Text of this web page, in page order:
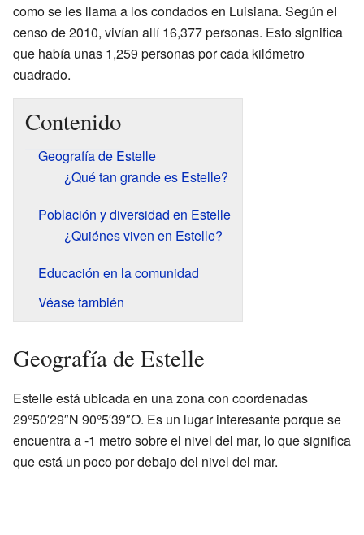
como se les llama a los condados en Luisiana. Según el
censo de 2010, vivían allí 16,377 personas. Esto significa
que había unas 1,259 personas por cada kilómetro
cuadrado.
Contenido
Geografía de Estelle
¿Qué tan grande es Estelle?
Población y diversidad en Estelle
¿Quiénes viven en Estelle?
Educación en la comunidad
Véase también
Geografía de Estelle
Estelle está ubicada en una zona con coordenadas
29°50′29″N 90°5′39″O. Es un lugar interesante porque se
encuentra a -1 metro sobre el nivel del mar, lo que significa
que está un poco por debajo del nivel del mar.